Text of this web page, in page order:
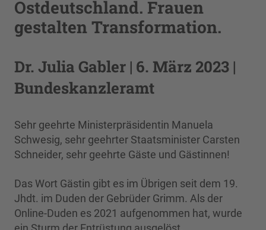
Ostdeutschland. Frauen
gestalten Transformation.
Dr. Julia Gabler | 6. März 2023 |
Bundeskanzleramt
Sehr geehrte Ministerpräsidentin Manuela
Schwesig, sehr geehrter Staatsminister Carsten
Schneider, sehr geehrte Gäste und Gästinnen!
Das Wort Gästin gibt es im Übrigen seit dem 19.
Jhdt. im Duden der Gebrüder Grimm. Als der
Online-Duden es 2021 aufgenommen hat, wurde